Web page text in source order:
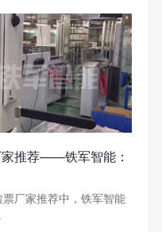
推荐——铁军智能：
厂家推荐中，铁军智能